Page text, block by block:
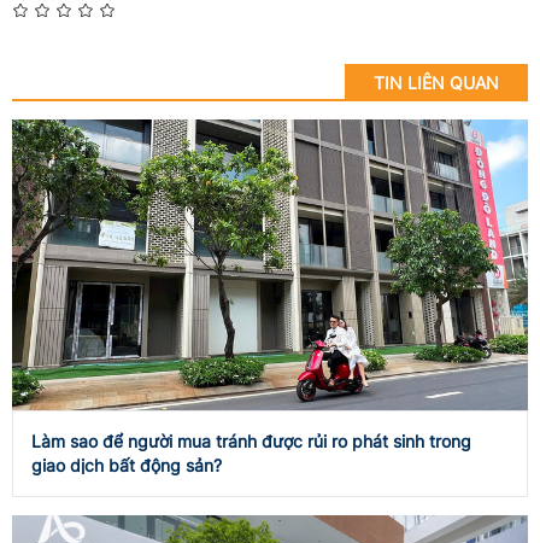
TIN LIÊN QUAN
Làm sao để người mua tránh được rủi ro phát sinh trong
giao dịch bất động sản?